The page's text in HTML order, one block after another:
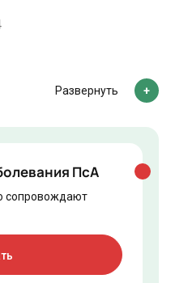
ПсА
сопровождают
Развернуть